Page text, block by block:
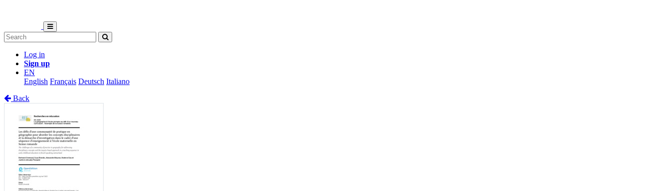
Log in
Sign up
EN
English Français Deutsch Italiano
Back